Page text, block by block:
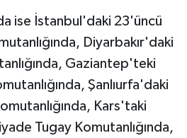
ise İstanbul'daki 23'üncü
Diyarbakır'daki
Gaziantep'teki
Şanlıurfa'daki
Kars'taki
Tugay Komutanlığında,